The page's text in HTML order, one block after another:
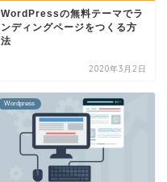
WordPressの無料テーマでラ
ンディングページをつくる方
法
2020年3月2日
Wordpress